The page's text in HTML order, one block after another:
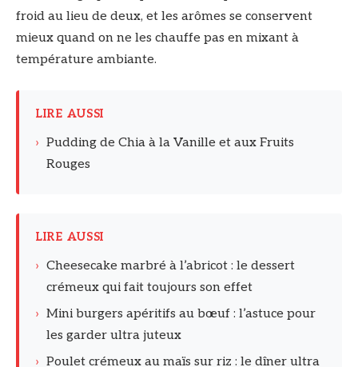
froid au lieu de deux, et les arômes se conservent
mieux quand on ne les chauffe pas en mixant à
température ambiante.
LIRE AUSSI
› Pudding de Chia à la Vanille et aux Fruits
Rouges
LIRE AUSSI
› Cheesecake marbré à l’abricot : le dessert
crémeux qui fait toujours son effet
› Mini burgers apéritifs au bœuf : l’astuce pour
les garder ultra juteux
› Poulet crémeux au maïs sur riz : le dîner ultra